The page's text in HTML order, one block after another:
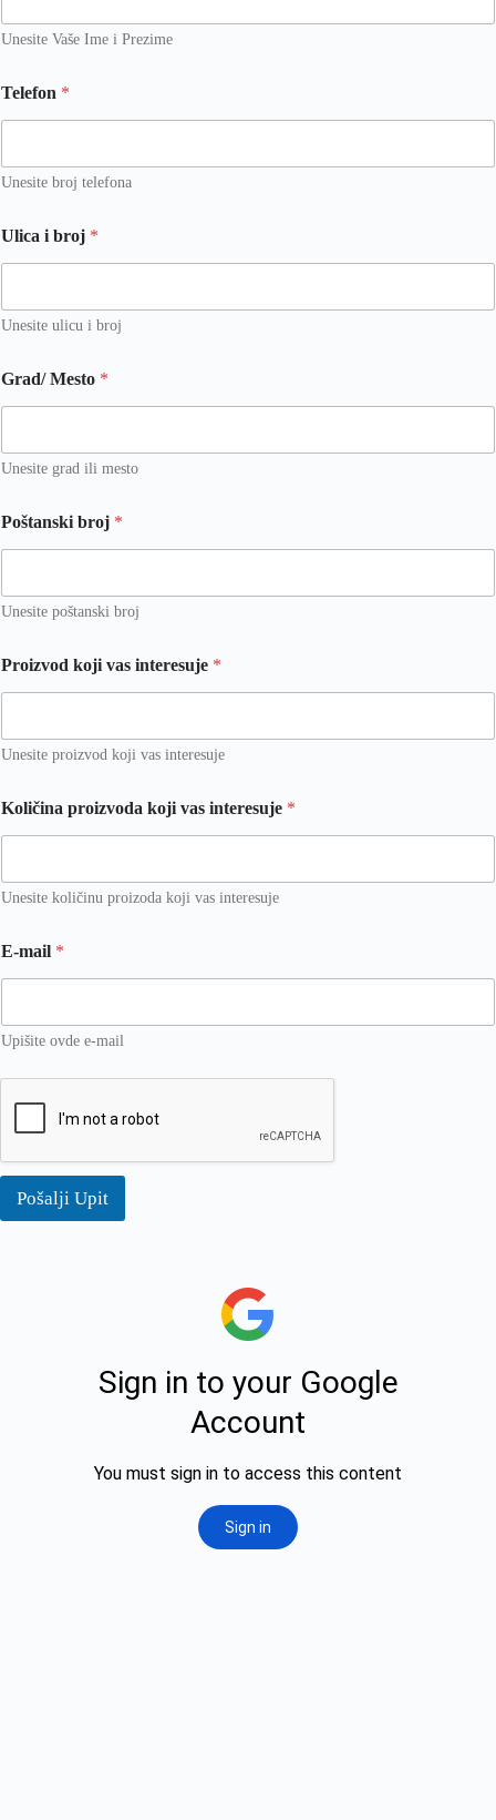
m
Unesite Vaše Ime i Prezime
Telefon *
Unesite broj telefona
Ulica i broj *
Unesite ulicu i broj
Grad/ Mesto *
Unesite grad ili mesto
Poštanski broj *
Unesite poštanski broj
Proizvod koji vas interesuje *
Unesite proizvod koji vas interesuje
Količina proizvoda koji vas interesuje *
Unesite količinu proizoda koji vas interesuje
E-mail *
Upišite ovde e-mail
Pošalji Upit